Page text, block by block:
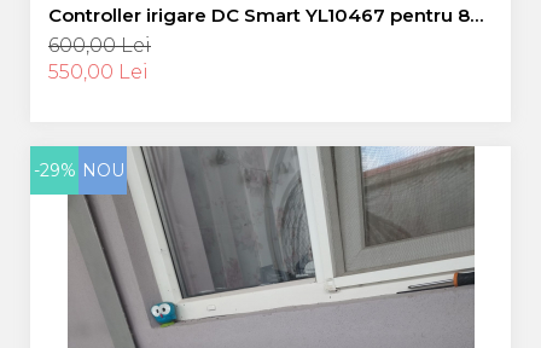
Controller irigare DC Smart YL10467 pentru 8
statii
600,00 Lei
550,00 Lei
-29% NOU